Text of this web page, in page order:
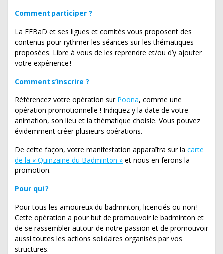
Comment participer ?
La FFBaD et ses ligues et comités vous proposent des
contenus pour rythmer les séances sur les thématiques
proposées. Libre à vous de les reprendre et/ou d’y ajouter
votre expérience !
Comment s’inscrire ?
Référencez votre opération sur Poona, comme une
opération promotionnelle ! Indiquez y la date de votre
animation, son lieu et la thématique choisie. Vous pouvez
évidemment créer plusieurs opérations.
De cette façon, votre manifestation apparaîtra sur la carte
de la « Quinzaine du Badminton » et nous en ferons la
promotion.
Pour qui ?
Pour tous les amoureux du badminton, licenciés ou non !
Cette opération a pour but de promouvoir le badminton et
de se rassembler autour de notre passion et de promouvoir
aussi toutes les actions solidaires organisés par vos
structures.